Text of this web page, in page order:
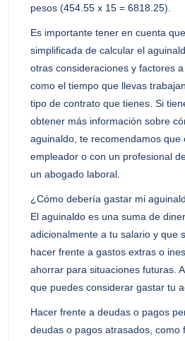
pesos (454.55 x 15 = 6818.25).
Es importante tener en cuenta
simplificada de calcular el
otras consideraciones y factores
como el tiempo que llevas
tipo de contrato que tienes. Si
obtener más información sobre
aguinaldo, te recomendamos que
empleador o con un profesional
un abogado laboral.
¿Cómo debería gastar mi
El aguinaldo es una suma de
adicionalmente a tu salario y que
hacer frente a gastos extras o
ahorrar para situaciones futuras.
que puedes considerar gastar tu
Hacer frente a deudas o pagos
deudas o pagos atrasados, como